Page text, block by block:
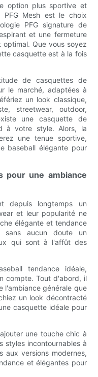
option plus sportive et
PFG Mesh est le choix
PFG signature de
et une fermeture
Que vous soyez
casquette est à la fois
de casquettes de
le marché, adaptées à
un look classique,
streetwear, outdoor,
une casquette de
à votre style. Alors, la
une tenue sportive,
baseball élégante pour
pour une ambiance
depuis longtemps un
et leur popularité ne
élégante et tendance
aucun doute un
qui sont à l'affût des
tendance idéale,
compte. Tout d'abord, il
l'ambiance générale que
un look décontracté
casquette idéale pour
une touche chic à
styles incontournables à
aux versions modernes,
et élégantes pour